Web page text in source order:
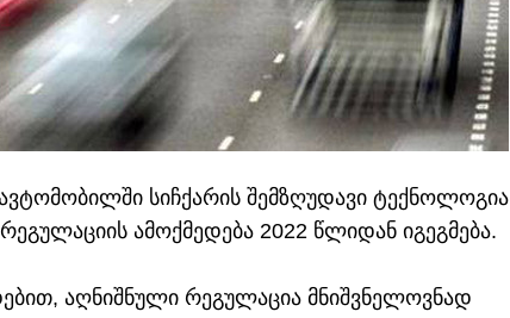
სიჩქარის შემზღუდავი ტექნოლოგია
ამოქმედება 2022 წლიდან იგეგმება.
აღნიშნული რეგულაცია მნიშვნელოვნად